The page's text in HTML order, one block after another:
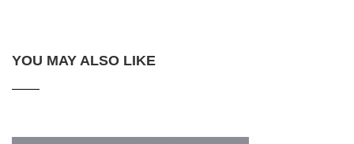
YOU MAY ALSO LIKE